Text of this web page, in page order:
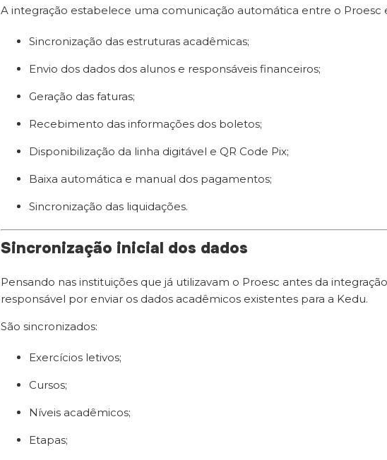
A integração estabelece uma comunicação automática entre o Proesc
Sincronização das estruturas acadêmicas;
Envio dos dados dos alunos e responsáveis financeiros;
Geração das faturas;
Recebimento das informações dos boletos;
Disponibilização da linha digitável e QR Code Pix;
Baixa automática e manual dos pagamentos;
Sincronização das liquidações.
Sincronização inicial dos dados
Pensando nas instituições que já utilizavam o Proesc antes da
responsável por enviar os dados acadêmicos existentes para a Kedu.
São sincronizados:
Exercícios letivos;
Cursos;
Níveis acadêmicos;
Etapas;